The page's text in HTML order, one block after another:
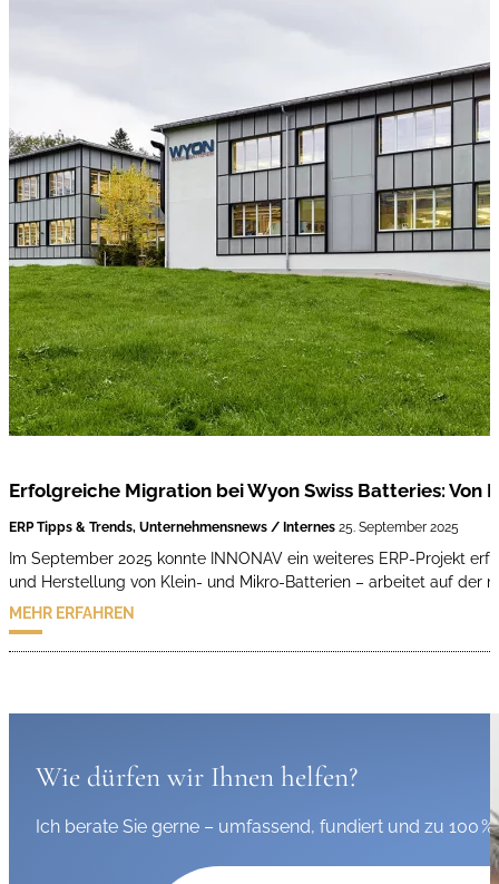
Erfolgreiche Migration bei Wyon Swiss Batteries: Von
ERP Tipps & Trends, Unternehmensnews / Internes 25. September 2025
Im September 2025 konnte INNONAV ein weiteres ERP-Projekt
und Herstellung von Klein- und Mikro-Batterien – arbeitet auf der
MEHR ERFAHREN
Wie dürfen wir Ihnen helfen?
Ich berate Sie gerne – umfassend, fundiert und zu 100